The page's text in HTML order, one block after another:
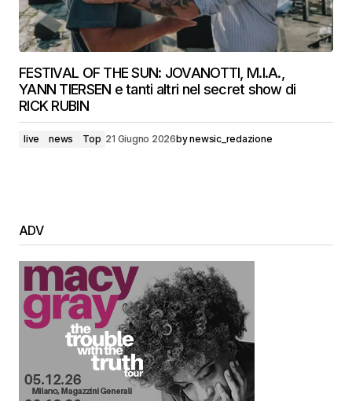
FESTIVAL OF THE SUN: JOVANOTTI, M.I.A.,
YANN TIERSEN e tanti altri nel secret show di
RICK RUBIN
live news Top 21 Giugno 2026bynewsic_redazione
ADV